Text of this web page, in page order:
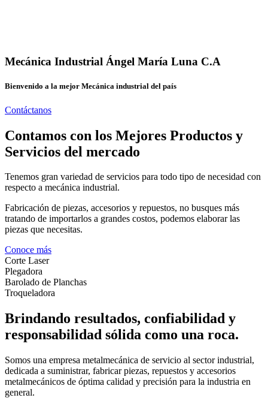
Mecánica Industrial Ángel María Luna C.A
Bienvenido a la mejor Mecánica industrial del país
Contáctanos
Contamos con los Mejores Productos y
Servicios del mercado
Tenemos gran variedad de servicios para todo tipo de necesidad con
respecto a mecánica industrial.
Fabricación de piezas, accesorios y repuestos, no busques más
tratando de importarlos a grandes costos, podemos elaborar las
piezas que necesitas.
Conoce más
Corte Laser
Plegadora
Barolado de Planchas
Troqueladora
Brindando resultados, confiabilidad y
responsabilidad sólida como una roca.
Somos una empresa metalmecánica de servicio al sector industrial,
dedicada a suministrar, fabricar piezas, repuestos y accesorios
metalmecánicos de óptima calidad y precisión para la industria en
general.